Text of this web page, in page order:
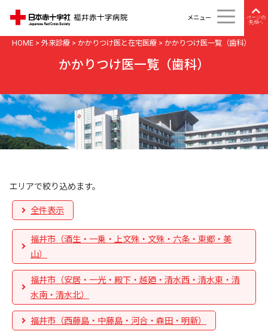
メニュー
ページの
先頭へ
HOME > 外来診療 > かかりつけ医と在宅医療 > かかりつけ医一覧（歯科）
かかりつけ医一覧（歯科）
エリアで絞り込めます。
全件表示
福井市（酒生・一乗・上文殊・文殊・六条・東郷・美
山）
福井市（安居・一光・殿下・越廼・清水西・清水東・清
水南・清水北）
福井市（西藤島・中藤島・河合・森田・明新）